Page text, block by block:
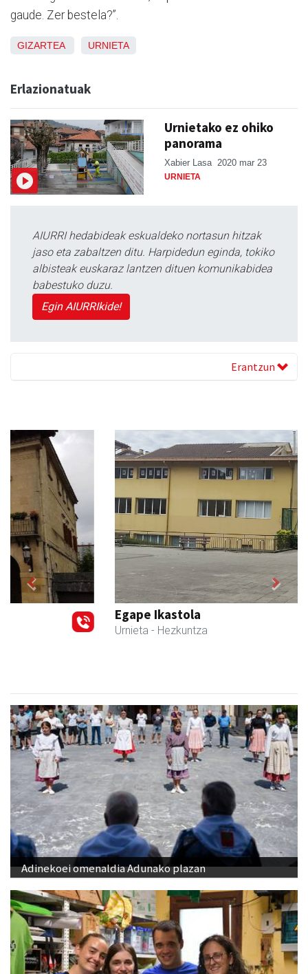
gaude. Zer bestela?”.
GIZARTEA URNIETA
Erlazionatuak
Urnietako ez ohiko
panorama
Xabier Lasa 2020 mar 23
URNIETA
AIURRI hedabideak eskualdeko nortasun hitzak
jaso eta zabaltzen ditu. Harpidedun eginda, tokiko
albisteak euskaraz lantzen dituen komunikabidea
babestuko duzu.
Egin AIURRIkide!
Erantzun
Egape Ikastola
- Hezkuntza
Previous Next
Adinekoei omenaldia Adunako plazan